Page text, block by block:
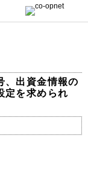
、出資金情報の
定を求められ